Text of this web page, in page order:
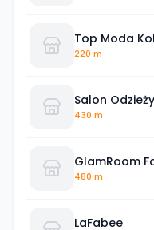
Top Moda
220 m
Salon
430 m
GlamRoom
480 m
LaFabee